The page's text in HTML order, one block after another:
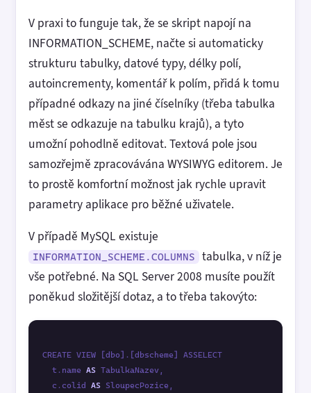
V praxi to funguje tak, že se skript napojí na
INFORMATION_SCHEME, načte si automaticky
strukturu tabulky, datové typy, délky polí,
autoincrementy, komentář k polím, přidá k tomu
případné odkazy na jiné číselníky (třeba tabulka
měst se odkazuje na tabulku krajů), a tyto
umožní pohodlně editovat. Textová pole jsou
samozřejmě zpracovávána WYSIWYG editorem. Je
to prostě komfortní možnost jak rychle upravit
parametry aplikace pro běžné uživatele.
V případě MySQL existuje
INFORMATION_SCHEME.COLUMNS
tabulka, v níž je
vše potřebné. Na SQL Server 2008 musíte použít
poněkud složitější dotaz, a to třeba takovýto:
CREATE VIEW [dbo].[dbscheme] ASSELECT
  t.name
AS TabulkaNazev,
  c.colid
AS SloupecPozice,